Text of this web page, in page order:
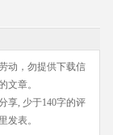
动，勿提供下载信
文章。
享, 少于140字的评
发表。